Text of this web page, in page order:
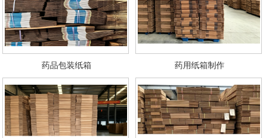
药品包装纸箱 药用纸箱制作